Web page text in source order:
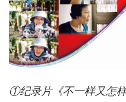
①纪录片《不一样又怎样